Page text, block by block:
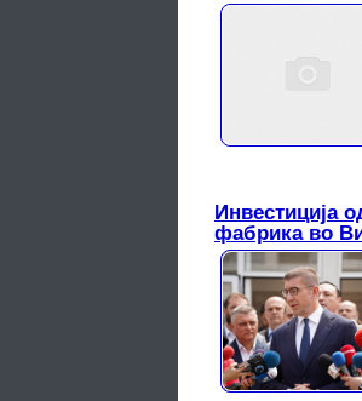
Инвестиција
фабрика во